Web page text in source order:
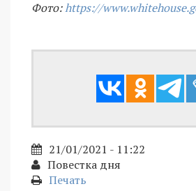
Фото:https://
21/01/2021 - 11:22
Повестка дня
Печать